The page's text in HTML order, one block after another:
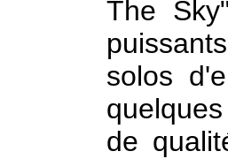
The
solos
de